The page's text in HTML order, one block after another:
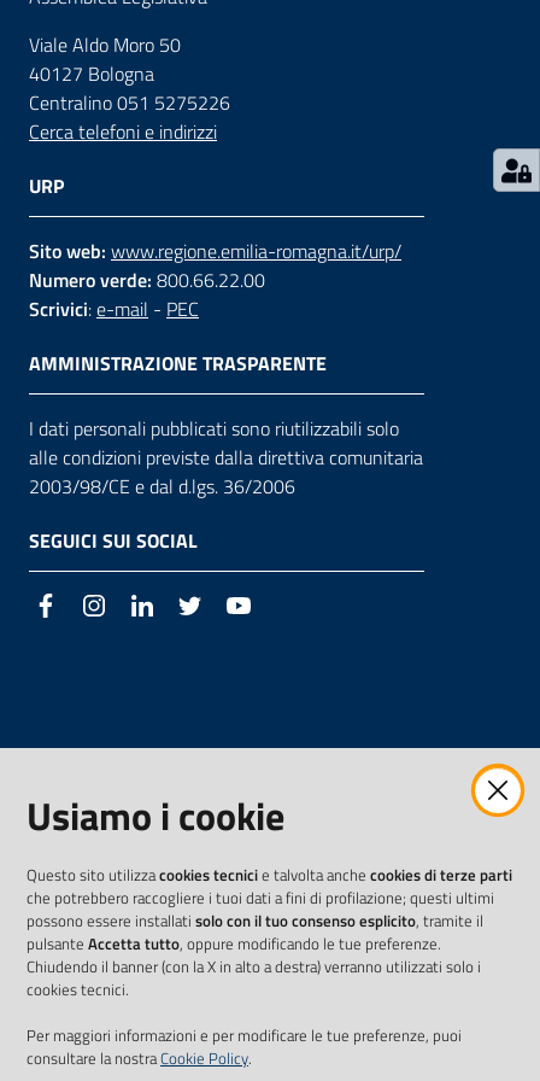
Contatti
su
Viale Aldo Moro 50
40127 Bologna
Centralino 051 5275226
Cerca telefoni e indirizzi
URP
Sito web: www.regione.emilia-romagna.it/urp/
Numero verde: 800.66.22.00
Scrivici:e-mail - PEC
AMMINISTRAZIONE TRASPARENTE
I dati personali pubblicati sono riutilizzabili solo
alle condizioni previste dalla direttiva comunitaria
2003/98/CE e dal d.lgs. 36/2006
SEGUICI SUI SOCIAL
FacebookInstagramLinkedIn Twitter
Usiamo i cookie
Questo sito utilizzacookies tecnicie talvolta anche cookies di terze parti
che potrebbero raccogliere i tuoi dati a fini di profilazione; questi ultimi
possono essere installati solo con il tuo consenso esplicito, tramite il
pulsante Accetta tutto, oppure modificando le tue preferenze.
Chiudendo il banner (con la X in alto a destra) verranno utilizzati solo i
cookies tecnici.
Per maggiori informazioni e per modificare le tue preferenze, puoi
consultare la nostraCookie Policy.